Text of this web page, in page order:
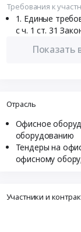
Требования к
Единые
с ч. 1 ст. 31
Показать
Отрасль
Офисное
оборудованию
Тендеры на
офисному
Участники и